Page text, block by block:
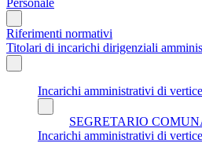
Riferimenti normativi
Titolari di incarichi dirigenziali
Incarichi amministrativi di vertice
SEGRETARIO
Incarichi amministrativi di